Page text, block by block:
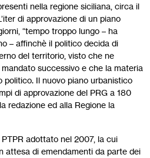
nella regione siciliana, circa il
di approvazione di un piano
“tempo troppo lungo – ha
– affinchè il politico decida di
del territorio, visto che ne
successivo e che la materia
Il nuovo piano urbanistico
di approvazione del PRG a 180
redazione ed alla Regione la
adottato nel 2007, la cui
attesa di emendamenti da parte dei